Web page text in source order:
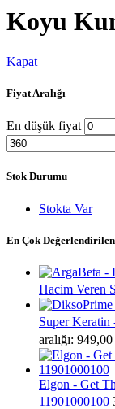
Koyu
Kapat
Fiyat Aralığı
En düşük fiyat
Stok Durumu
Stokta Var
En Çok
Hacim Veren
Super Keratin
aralığı:
Elgon - Get
11901000100